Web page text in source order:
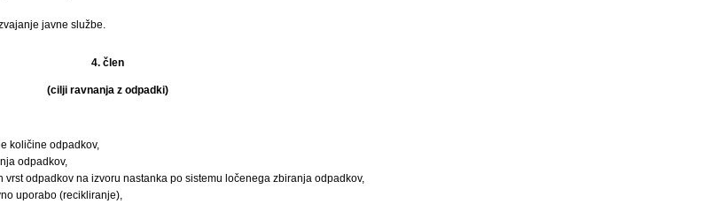
javne službe.
4. člen
(cilji ravnanja z odpadki)
količine odpadkov,
odpadkov,
odpadkov na izvoru nastanka po sistemu ločenega zbiranja odpadkov,
uporabo (recikliranje),